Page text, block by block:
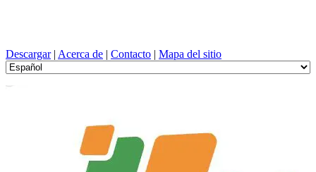
Descargar| Acerca de | Contacto | Mapa del sitio